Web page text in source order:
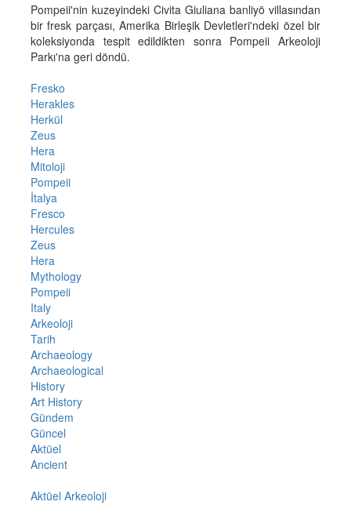
Pompeii'nin kuzeyindeki Civita Giuliana banliyö villasından
bir fresk parçası, Amerika Birleşik Devletleri'ndeki özel bir
koleksiyonda tespit edildikten sonra Pompeii Arkeoloji
Parkı'na geri döndü.
Fresko
Herakles
Herkül
Zeus
Hera
Mitoloji
Pompeii
İtalya
Fresco
Hercules
Zeus
Hera
Mythology
Pompeii
Italy
Arkeoloji
Tarih
Archaeology
Archaeological
History
Art History
Gündem
Güncel
Aktüel
Ancient
Aktüel Arkeoloji